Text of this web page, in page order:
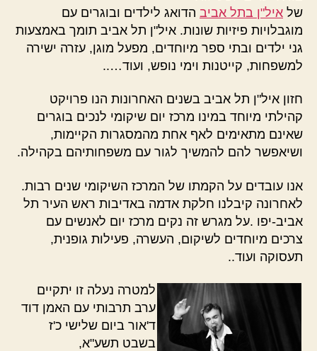
של איל"ן בתל אביב הדואג לילדים ובוגרים עם
מוגבלויות פיזיות שונות. איל"ן תל אביב תומך באמצעות
גני ילדים ובתי ספר מיוחדים, מפעל מוגן, עזרה ישירה
למשפחות, קייטנות וימי נופש, ועוד…..
חזון איל"ן תל אביב בשנים האחרונות הנו פרויקט
קהילתי מיוחד במינו מרכז יום שיקומי לנכים בוגרים
שאינם מתאימים לאף אחת מהמסגרות הקיימות,
ושיאפשר להם להמשיך לגור עם משפחותיהם בקהילה.
אנו עובדים על הקמתו של המרכז השיקומי שנים רבות.
לאחרונה קיבלנו חלקת אדמה באדיבות ראש העיר תל
אביב-יפו .על מגרש זה נקים מרכז יום לאנשים עם
צרכים מיוחדים לשיקום, העשרה, פעילות גופנית,
תעסוקה ועוד..
למטרה נעלה זו יתקיים
ערב תרבותי עם האמן דוד
ד'אור ביום שלישי כ'ז
בשבט תשע"א,